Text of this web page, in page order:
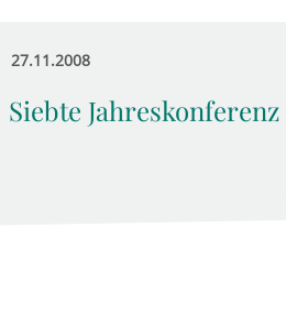
27.11.2008
Siebte